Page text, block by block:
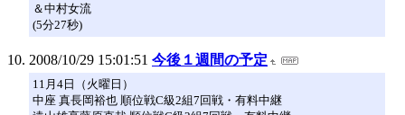
＆中村女流
(5分27秒)
2008/10/29 15:01:51 今後１週間の予定
11月4日（火曜日）
中座 真長岡裕也 順位戦C級2組7回戦・有料中継